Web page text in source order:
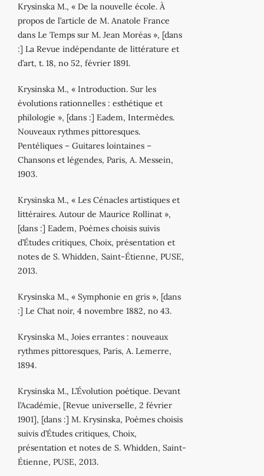
Krysinska M., « De la nouvelle école. À
propos de l’article de M. Anatole France
dans Le Temps sur M. Jean Moréas », [dans
:] La Revue indépendante de littérature et
d’art, t. 18, no 52, février 1891.
Krysinska M., « Introduction. Sur les
évolutions rationnelles : esthétique et
philologie », [dans :] Eadem, Intermèdes.
Nouveaux rythmes pittoresques.
Pentéliques – Guitares lointaines –
Chansons et légendes, Paris, A. Messein,
1903.
Krysinska M., « Les Cénacles artistiques et
littéraires. Autour de Maurice Rollinat »,
[dans :] Eadem, Poèmes choisis suivis
d’Études critiques, Choix, présentation et
notes de S. Whidden, Saint‐Étienne, PUSE,
2013.
Krysinska M., « Symphonie en gris », [dans
:] Le Chat noir, 4 novembre 1882, no 43.
Krysinska M., Joies errantes : nouveaux
rythmes pittoresques, Paris, A. Lemerre,
1894.
Krysinska M., L’Évolution poétique. Devant
l’Académie, [Revue universelle, 2 février
1901], [dans :] M. Krysinska, Poèmes choisis
suivis d’Études critiques, Choix,
présentation et notes de S. Whidden, Saint‐
Étienne, PUSE, 2013.